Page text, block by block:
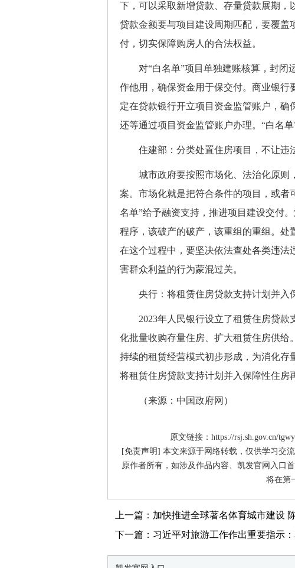
下，可以采取新增贷款、存量贷款展期，
贷款金额要与项目建设周期匹配，要覆
付，切实保障购房人的合法权益。
对“白名单”项目单独建账核算，封闭
作他用，确保资金用于保交付。商业银
定在贷款银行开立项目资金监管账户，
还等通过项目资金监管账户办理。“白名
住建部：分类处置住房项目，不让违
城市政府要按照市场化、法治化原则
案。市场化就是把符合条件的项目，或者
名单”给予融资支持，推进项目建设交付
程序，该破产的破产，该重组的重组。处
在这个过程中，要坚决依法查处各类违法
害群众利益的行为蒙混过关。
央行：将租赁住房贷款支持计划并入
2023年人民银行设立了租赁住房贷款
化批量收购存量住房、扩大租赁住房供
持续的租赁经营模式初步形成，为消化存
将租赁住房贷款支持计划并入保障性住房
（来源：中国政府网）
原文链接：https://rsj.sh.gov.cn/
[免责声明] 本文来源于网络转载，仅供学习交
原作者所有，如涉及作品内容、凯发官网入口
将在第
上一篇：加快推进全球著名体育城市建设
下一篇：习近平对旅游工作作出重要指示